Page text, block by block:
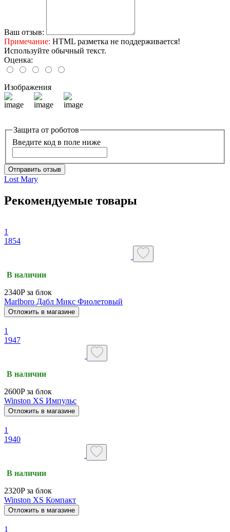
Ваш отзыв:
Примечание: HTML разметка не поддерживается!
Используйте обычный текст.
Оценка:
Изображения
Защита от роботов
Введите код в поле ниже
Отправить отзыв
Lost Mary
Рекомендуемые товары
1
1854
В наличии
2340P за блок
Marlboro Дабл Микс Фиолетовый
Отложить в магазине
1
1947
В наличии
2600P за блок
Winston XS Импульс
Отложить в магазине
1
1940
В наличии
2320P за блок
Winston XS Компакт
Отложить в магазине
1